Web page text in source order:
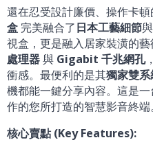
還在忍受設計廉價、操作卡頓
盒 完美融合了日本工藝細節與
視盒，更是融入居家裝潢的
處理器與 Gigabit 千兆網孔
衝感。最便利的是其獨家雙
機都能一鍵分享內容。這是
作的您所打造的智慧影音終端。
核心賣點 (Key Features):